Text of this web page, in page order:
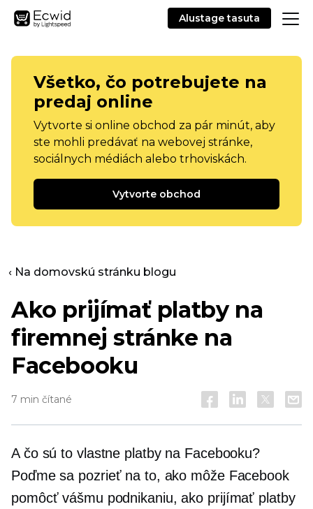
Alustage tasuta
Všetko, čo potrebujete na
predaj online
Vytvorte si online obchod za pár minút, aby
ste mohli predávať na webovej stránke,
sociálnych médiách alebo trhoviskách.
Vytvorte obchod
‹ Na domovskú stránku blogu
Ako prijímať platby na
firemnej stránke na
Facebooku
7 min čítané
A čo sú to vlastne platby na Facebooku?
Poďme sa pozrieť na to, ako môže Facebook
pomôcť vášmu podnikaniu, ako prijímať platby